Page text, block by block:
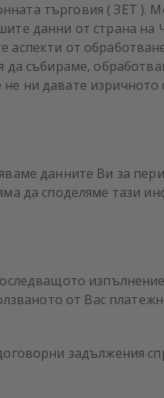
търговия ( ЗЕТ ).
данни от страна
от
събираме,
ни давате изричното
данните Ви за
да споделяме тази
от Вас
задължения